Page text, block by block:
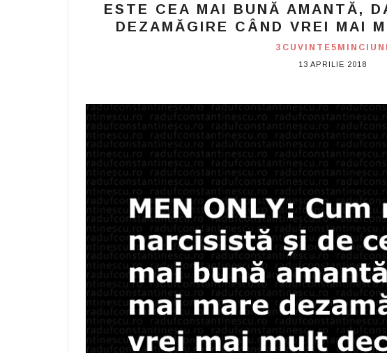
ESTE CEA MAI BUNĂ AMANTĂ,
DEZAMĂGIRE CÂND VREI MAI
3CUVINTE5MINCIUNI
13 APRILIE 2018